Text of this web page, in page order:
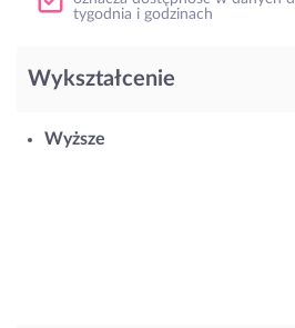
tygodnia i godzinach
Wykształcenie
Wyższe